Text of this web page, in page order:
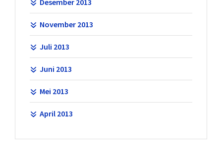
November 2013
Juli 2013
Juni 2013
Mei 2013
April 2013